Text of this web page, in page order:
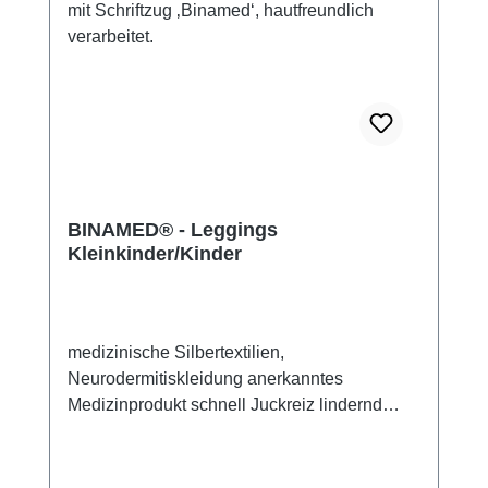
BINAMED® - Leggings
Kleinkinder/Kinder
medizinische Silbertextilien,
Neurodermitiskleidung anerkanntes
Medizinprodukt schnell Juckreiz lindernd